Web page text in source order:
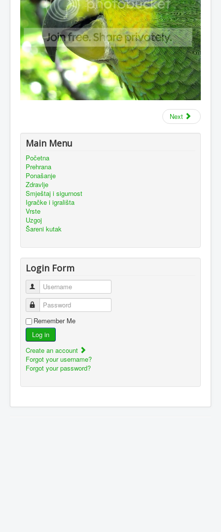
Next
Main Menu
Početna
Prehrana
Ponašanje
Zdravlje
Smještaj i sigurnost
Igračke i igrališta
Vrste
Uzgoj
Šareni kutak
Login Form
Username
Password
Remember Me
Log in
Create an account
Forgot your username?
Forgot your password?